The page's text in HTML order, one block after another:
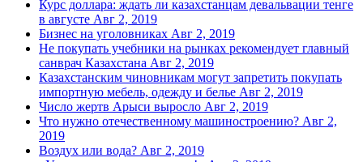
Курс доллара: ждать ли казахстанцам девальвации тенге
в августе Авг 2, 2019
Бизнес на уголовниках Авг 2, 2019
Не покупать учебники на рынках рекомендует главный
санврач Казахстана Авг 2, 2019
Казахстанским чиновникам могут запретить покупать
импортную мебель, одежду и белье Авг 2, 2019
Число жертв Арыси выросло Авг 2, 2019
Что нужно отечественному машиностроению? Авг 2,
2019
Воздух или вода? Авг 2, 2019